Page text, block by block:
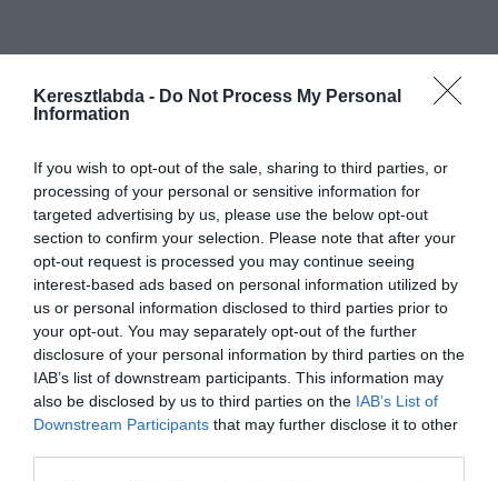
Keresztlabda - Do Not Process My Personal
Information
If you wish to opt-out of the sale, sharing to third parties, or
processing of your personal or sensitive information for
targeted advertising by us, please use the below opt-out
section to confirm your selection. Please note that after your
opt-out request is processed you may continue seeing
interest-based ads based on personal information utilized by
us or personal information disclosed to third parties prior to
your opt-out. You may separately opt-out of the further
disclosure of your personal information by third parties on the
IAB’s list of downstream participants. This information may
also be disclosed by us to third parties on the IAB’s List of
Downstream Participants that may further disclose it to other
"Because You Loved Me"
((Billboard Hot 100
listavezető Március 23,
1996)